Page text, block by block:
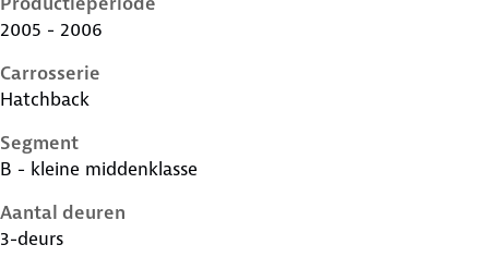
2005 - 2006
Carrosserie
Hatchback
Segment
B - kleine middenklasse
Aantal deuren
3-deurs